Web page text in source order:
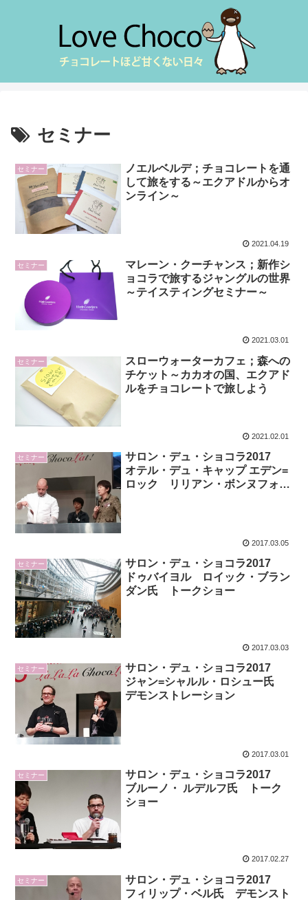
セミナー
セミナー
ノエルベルデ；チョコレートを通
して旅をする～エクアドルからオ
ンライン～
2021.04.19
セミナー
マレーン・クーチャンス；新作シ
ョコラで旅するジャングルの世界
～テイスティングセミナー～
2021.03.01
セミナー
スローウォーターカフェ；森への
チケット～カカオの国、エクアド
ルをチョコレートで旅しよう
2021.02.01
セミナー
サロン・デュ・ショコラ2017
オテル・デュ・キャップ エデン=
ロック リリアン・ボンヌフォア
2017.03.05
セミナー
サロン・デュ・ショコラ2017
ドゥバイヨル ロイック・ブラン
ダン氏 トークショー
2017.03.03
セミナー
サロン・デュ・ショコラ2017
ジャン=シャルル・ロシュー氏
デモンストレーション
2017.03.01
セミナー
サロン・デュ・ショコラ2017
ブルーノ・ ルデルフ氏 トーク
ショー
2017.02.27
セミナー
サロン・デュ・ショコラ2017
フィリップ・ベル氏 デモンスト